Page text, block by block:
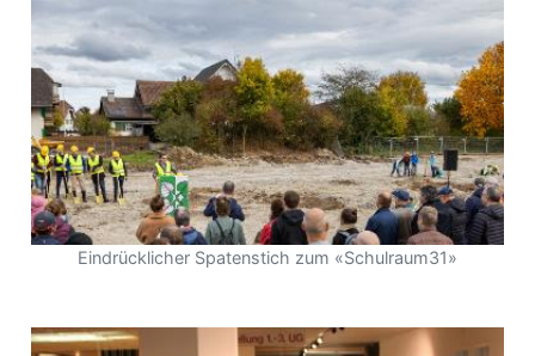
Eindrücklicher Spatenstich zum «Schulraum31»